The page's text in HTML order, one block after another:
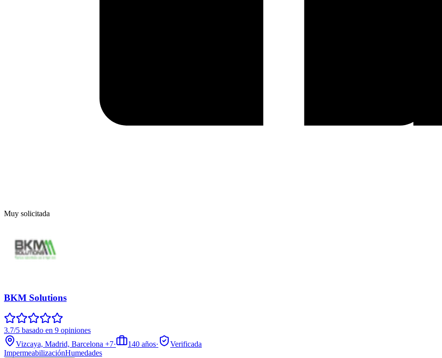
Muy solicitada
BKM Solutions
3.7/5 basado en 9 opiniones
Vizcaya, Madrid, Barcelona +7· 140 años·
Verificada
ImpermeabilizaciónHumedades